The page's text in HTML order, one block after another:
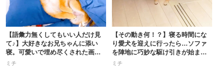
【語彙力無くしてもいい人だけ見
て♪】大好きなお兄ちゃんに添い
寝。可愛いで埋め尽くされた画面
が尊い
ミチ
【その動き何！？】寝る時間にな
り愛犬を迎えに行ったら…ソファ
を陣地に巧妙な駆け引きが始まっ
た！
ミチ